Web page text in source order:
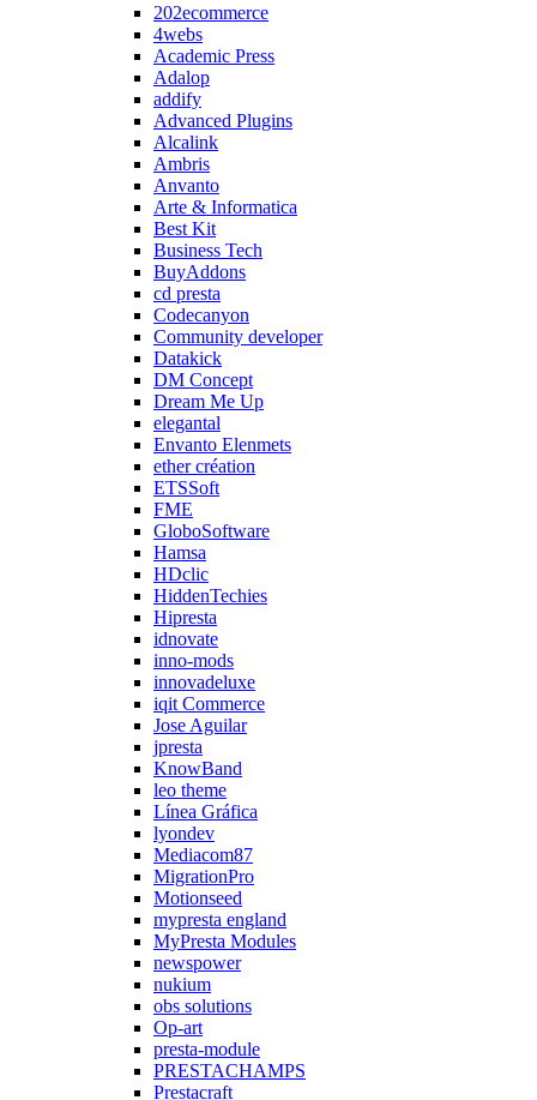
202ecommerce
4webs
Academic Press
Adalop
addify
Advanced Plugins
Alcalink
Ambris
Anvanto
Arte & Informatica
Best Kit
Business Tech
BuyAddons
cd presta
Codecanyon
Community developer
Datakick
DM Concept
Dream Me Up
elegantal
Envanto Elenmets
ether création
ETSSoft
FME
GloboSoftware
Hamsa
HDclic
HiddenTechies
Hipresta
idnovate
inno-mods
innovadeluxe
iqit Commerce
Jose Aguilar
jpresta
KnowBand
leo theme
Línea Gráfica
lyondev
Mediacom87
MigrationPro
Motionseed
mypresta england
MyPresta Modules
newspower
nukium
obs solutions
Op-art
presta-module
PRESTACHAMPS
Prestacraft